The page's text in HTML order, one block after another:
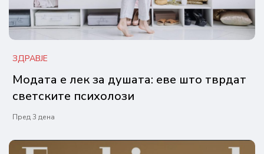
ЗДРАВЈЕ
Модата е лек за душата: еве што тврдат
светските психолози
Пред 3 дена